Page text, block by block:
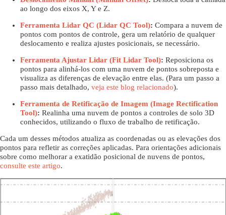
ao longo dos eixos X, Y e Z.
Ferramenta Lidar QC (Lidar QC Tool): Compara a nuvem de
pontos com pontos de controle, gera um relatório de qualquer
deslocamento e realiza ajustes posicionais, se necessário.
Ferramenta Ajustar Lidar (Fit Lidar Tool): Reposiciona os
pontos para alinhá-los com uma nuvem de pontos sobreposta e
visualiza as diferenças de elevação entre elas. (Para um passo a
passo mais detalhado, veja este blog relacionado).
Ferramenta de Retificação de Imagem (Image Rectification
Tool): Realinha uma nuvem de pontos a controles de solo 3D
conhecidos, utilizando o fluxo de trabalho de retificação.
Cada um desses métodos atualiza as coordenadas ou as elevações dos
pontos para refletir as correções aplicadas. Para orientações adicionais
sobre como melhorar a exatidão posicional de nuvens de pontos,
consulte este artigo.